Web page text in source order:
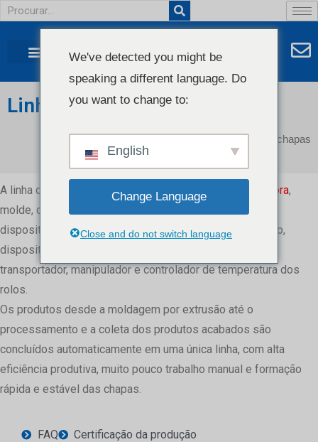
Linha de extrusão de chapas
/ Linha de extrusão de chapas
A linha de extrusão de chapas inclui alimentador, extrusora,
molde, calandra de três rolos, suporte de resfriamento,
dispositivo de aparagem, trator, dispositivo de laminação,
dispositivo de suspensão de filme, máquina de corte,
transportador, manipulador e controlador de temperatura dos
rolos.
Os produtos desde a moldagem por extrusão até o
processamento e a coleta dos produtos acabados são
concluídos automaticamente em uma única linha, com alta
eficiência produtiva, muito pouco trabalho manual e formação
rápida e estável das chapas.
FAQ
Certificação da produção
We've detected you might be
speaking a different language. Do
you want to change to:
English
Change Language
Close and do not switch language